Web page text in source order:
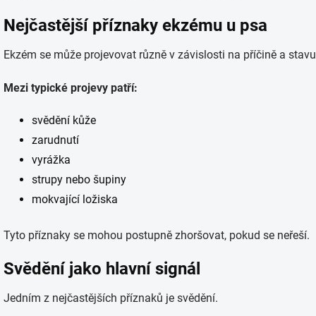
Nejčastější příznaky ekzému u psa
Ekzém se může projevovat různě v závislosti na příčině a
Mezi typické projevy patří:
svědění kůže
zarudnutí
vyrážka
strupy nebo šupiny
mokvající ložiska
Tyto příznaky se mohou postupně zhoršovat, pokud se neřeší.
Svědění jako hlavní signál
Jedním z nejčastějších příznaků je svědění.